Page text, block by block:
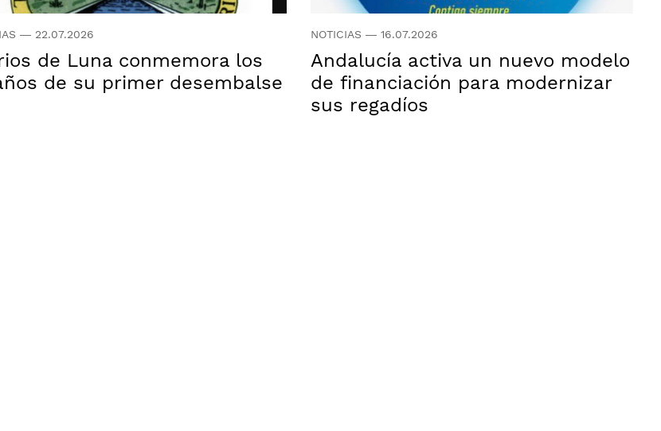
— 22.07.2026
de Luna conmemora los
de su primer desembalse
NOTICIAS—16.07.2026
Andalucía activa un nuevo modelo
de financiación para modernizar
sus regadíos